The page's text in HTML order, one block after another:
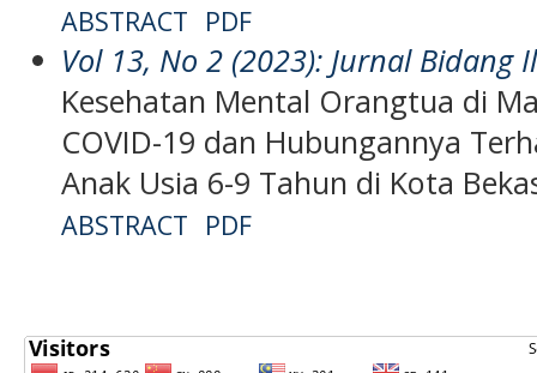
ABSTRACT PDF
Vol 13, No 2 (2023): Jurnal Bidang
Kesehatan Mental Orangtua di
COVID-19 dan Hubungannya
Anak Usia 6-9 Tahun di Kota
ABSTRACT PDF